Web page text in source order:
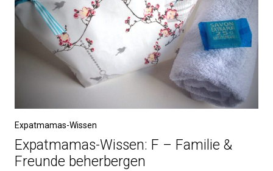
Expatmamas-Wissen
Expatmamas-Wissen: F – Familie &
Freunde beherbergen